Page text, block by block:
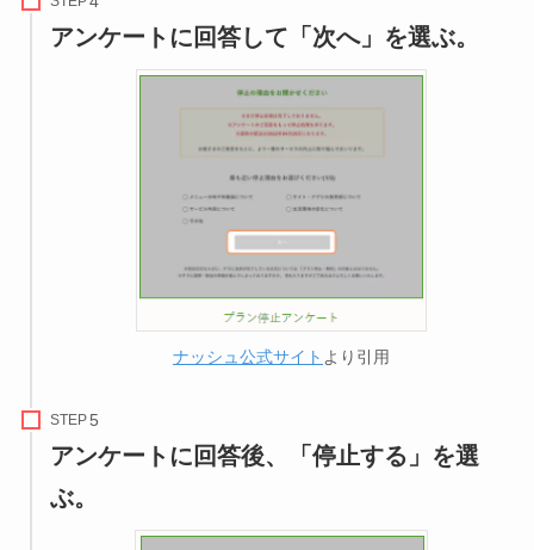
アンケートに回答して「次へ」を選ぶ。
ナッシュ公式サイト より引用
STEP
アンケートに回答後、「停止する」を選
ぶ。